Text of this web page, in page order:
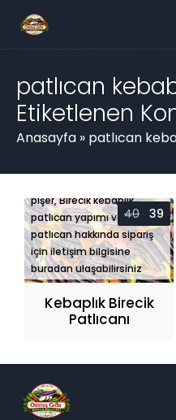
patlıcan
Etiketlenen
Anasayfa » patlıcan
pişer, Birecik kebaplık
patlıcan yapımı ve
patlıcan hakkında sipariş
için iletişim bilgisine
buradan ulaşabilirsiniz
40 39
Kebaplık Birecik
Patlıcanı